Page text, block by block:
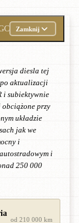
Zamknij
diesla tej
aktualizacji
i subiektywnie
obciążone przy
układzie
jak we
i
i
250 000
od 210 000 km